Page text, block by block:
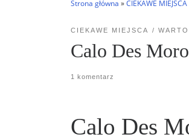
Strona główna »CIEKAWE MIEJSCA
CIEKAWE MIEJSCA
Calo Des
1 komentarz
Calo Des